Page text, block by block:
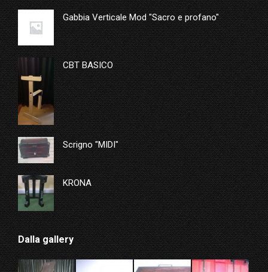
Gabbia Verticale Mod "Sacro e profano"
CBT BASICO
Scrigno "MIDI"
KRONA
Dalla gallery